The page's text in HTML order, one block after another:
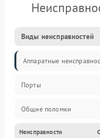
Виды неисправностей
Аппаратные
Порты
Общие поломки
Устройства
Неисправности